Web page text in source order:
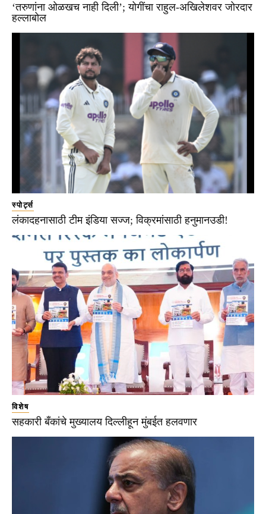
‘तरुणांना ओळखच नाही दिली’; योगींचा राहुल-अखिलेशवर जोरदार
हल्लाबोल
स्पोर्ट्स
लंकादहनासाठी टीम इंडिया सज्ज; विक्रमांसाठी हनुमानउडी!
विशेष
सहकारी बँकांचे मुख्यालय दिल्लीहून मुंबईत हलवणार